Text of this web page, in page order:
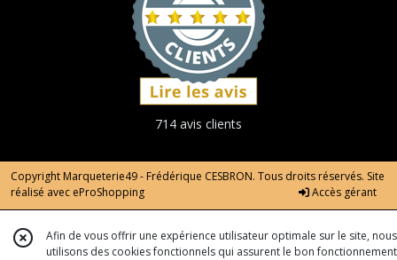
714 avis clients
Copyright Marqueterie49 - Frédérique CESBRON. Tous droits réservés. Site
réalisé avec eProShopping Accès gérant
Afin de vous offrir une expérience utilisateur optimale sur le site, nous
utilisons des cookies fonctionnels qui assurent le bon fonctionnement